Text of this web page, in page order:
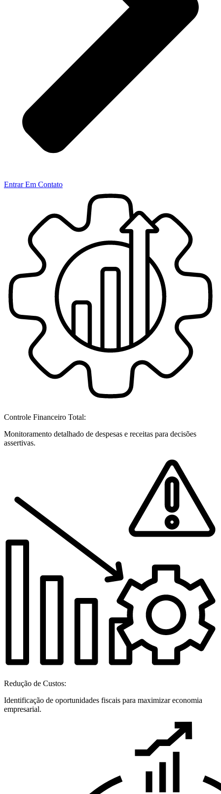
Entrar Em Contato
Controle Financeiro Total:
Monitoramento detalhado de despesas e receitas para decisões
assertivas.
Redução de Custos:
Identificação de oportunidades fiscais para maximizar economia
empresarial.